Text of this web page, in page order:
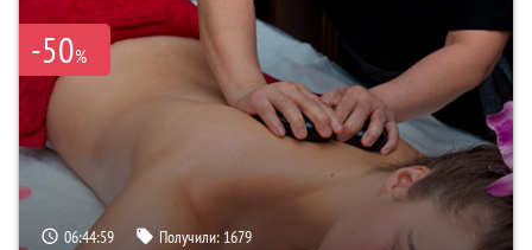
-50%
06:44:57 Получили: 1679